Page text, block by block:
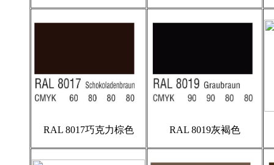
RAL 8017巧克力棕色 RAL 8019灰褐色